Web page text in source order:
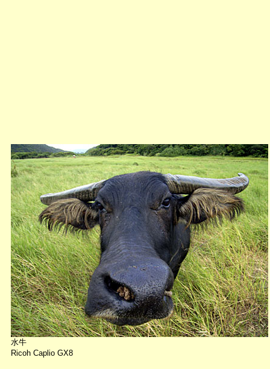
水牛
Ricoh Caplio GX8